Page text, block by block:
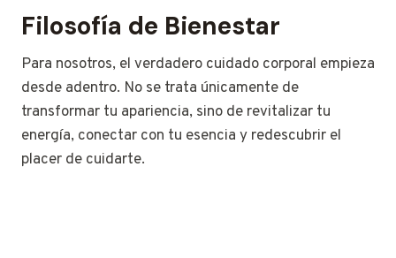
Filosofía de Bienestar
Para nosotros, el verdadero cuidado corporal empieza
desde adentro. No se trata únicamente de
transformar tu apariencia, sino de revitalizar tu
energía, conectar con tu esencia y redescubrir el
placer de cuidarte.